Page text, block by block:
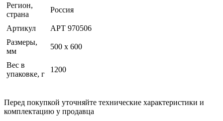
Регион,
страна
Россия
Артикул
АРТ 970506
Размеры,
мм
500 х 600
Вес в
упаковке, г
1200
Перед покупкой уточняйте технические характеристики и
комплектацию у продавца